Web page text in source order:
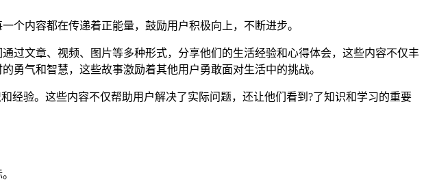
个内容都在传递着正能量，鼓励用户积极向上，不断进步。
过文章、视频、图片等多种形式，分享他们的生活经验和心得体会，这些内容不仅丰
勇气和智慧，这些故事激励着其他用户勇敢面对生活中的挑战。
经验。这些内容不仅帮助用户解决了实际问题，还让他们看到?了知识和学习的重要